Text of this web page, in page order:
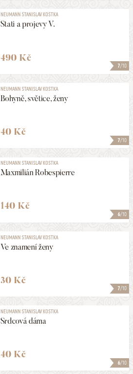
7/10
NEUMANN STANISLAV KOSTKA
Stati a projevy V.
490 Kč
7/10
NEUMANN STANISLAV KOSTKA
Bohyně, světice, ženy
40 Kč
6/10
NEUMANN STANISLAV KOSTKA
Maxmilián Robespierre
140 Kč
7/10
NEUMANN STANISLAV KOSTKA
Ve znamení ženy
30 Kč
6/10
NEUMANN STANISLAV KOSTKA
Srdcová dáma
40 Kč